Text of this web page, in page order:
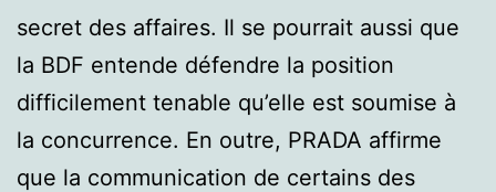
secret des affaires. Il se pourrait aussi que
la BDF entende défendre la position
difficilement tenable qu’elle est soumise à
la concurrence. En outre, PRADA affirme
que la communication de certains des